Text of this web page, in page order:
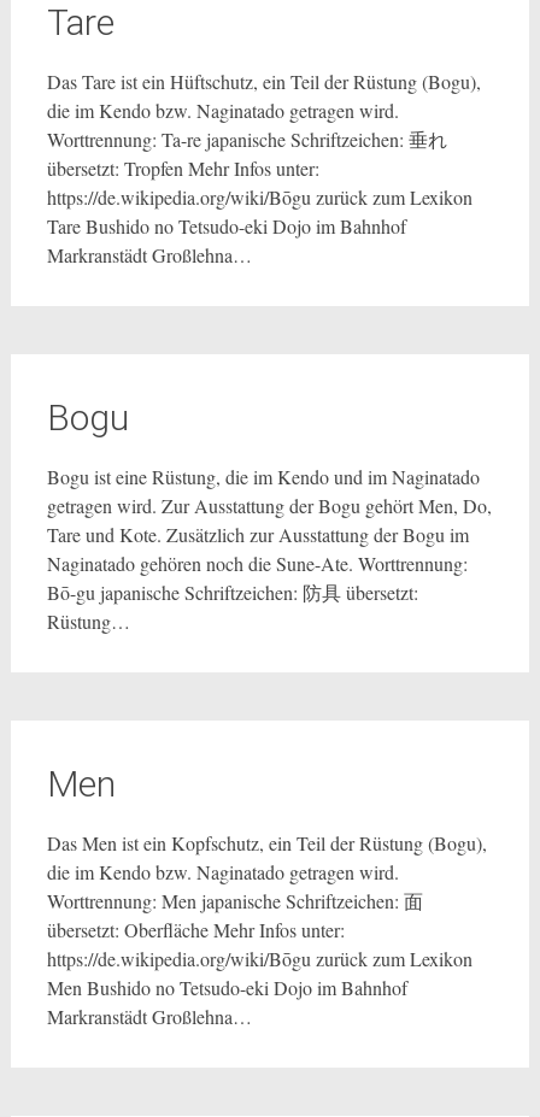
Tare
Das Tare ist ein Hüftschutz, ein Teil der Rüstung (Bogu),
die im Kendo bzw. Naginatado getragen wird.
Worttrennung: Ta-re japanische Schriftzeichen: 垂れ
übersetzt: Tropfen Mehr Infos unter:
https://de.wikipedia.org/wiki/Bōgu zurück zum Lexikon
Tare Bushido no Tetsudo-eki Dojo im Bahnhof
Markranstädt Großlehna…
Bogu
Bogu ist eine Rüstung, die im Kendo und im Naginatado
getragen wird. Zur Ausstattung der Bogu gehört Men, Do,
Tare und Kote. Zusätzlich zur Ausstattung der Bogu im
Naginatado gehören noch die Sune-Ate. Worttrennung:
Bō-gu japanische Schriftzeichen: 防具 übersetzt:
Rüstung…
Men
Das Men ist ein Kopfschutz, ein Teil der Rüstung (Bogu),
die im Kendo bzw. Naginatado getragen wird.
Worttrennung: Men japanische Schriftzeichen: 面
übersetzt: Oberfläche Mehr Infos unter:
https://de.wikipedia.org/wiki/Bōgu zurück zum Lexikon
Men Bushido no Tetsudo-eki Dojo im Bahnhof
Markranstädt Großlehna…